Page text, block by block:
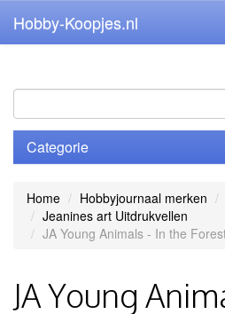
Hobby-Koopjes.nl
Categorie
Home Hobbyjournaal merken
Jeanines art Uitdrukvellen
JA Young Animals - In the
JA Young